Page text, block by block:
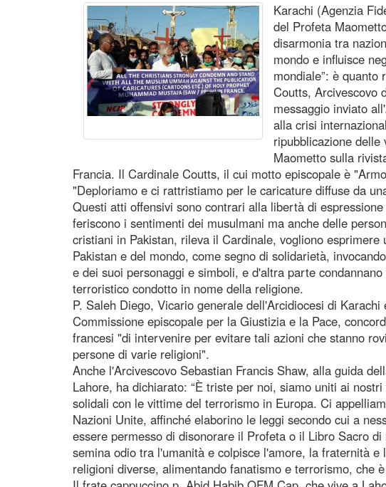
Karachi (Agenzia
del Profeta
disarmonia tra
mondo e influisce
mondiale”: è quanto
Coutts, Arcivescovo
messaggio inviato
alla crisi
ripubblicazione
Maometto sulla
Francia. Il Cardinale Coutts, il cui motto episcopale è
"Deploriamo e ci rattristiamo per le caricature diffuse da
Questi atti offensivi sono contrari alla libertà di
feriscono i sentimenti dei musulmani ma anche delle
cristiani in Pakistan, rileva il Cardinale, vogliono esprimere
Pakistan e del mondo, come segno di solidarietà,
e dei suoi personaggi e simboli, e d'altra parte
terroristico condotto in nome della religione.
P. Saleh Diego, Vicario generale dell'Arcidiocesi di
Commissione episcopale per la Giustizia e la Pace,
francesi "di intervenire per evitare tali azioni che stanno
persone di varie religioni".
Anche l'Arcivescovo Sebastian Francis Shaw, alla guida
Lahore, ha dichiarato: “È triste per noi, siamo uniti ai
solidali con le vittime del terrorismo in Europa. Ci
Nazioni Unite, affinché elaborino le leggi secondo cui a
essere permesso di disonorare il Profeta o il Libro Sacro
semina odio tra l'umanità e colpisce l'amore, la fraternità e
religioni diverse, alimentando fanatismo e terrorismo, che